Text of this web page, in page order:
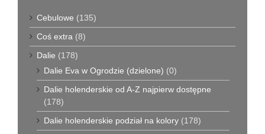
Cebulowe (135)
Coś extra (8)
Dalie (178)
Dalie Eva w Ogrodzie (dzielone) (0)
Dalie holenderskie od A-Z najpierw dostępne
(178)
Dalie holenderskie podział na kolory (178)